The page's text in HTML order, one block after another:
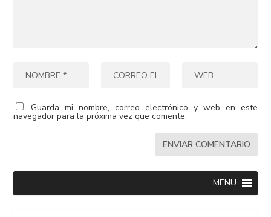
Guarda mi nombre, correo electrónico y web en este
navegador para la próxima vez que comente.
MENU